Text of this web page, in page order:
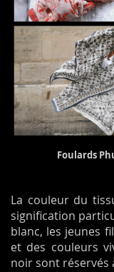
Foulards
La couleur du
signification
blanc, les jeunes
et des couleurs
noir sont réservés